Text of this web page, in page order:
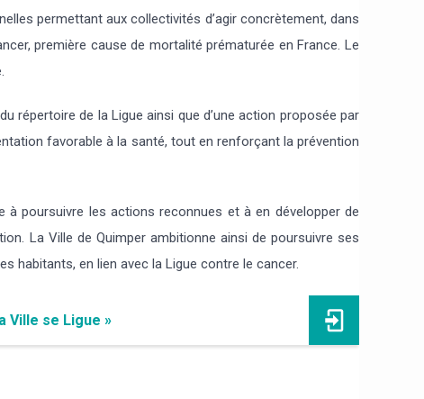
permettant aux collectivités d’agir concrètement, dans
première cause de mortalité prématurée en France. Le
répertoire de la Ligue ainsi que d’une action proposée par
favorable à la santé, tout en renforçant la prévention
poursuivre les actions reconnues et à en développer de
La Ville de Quimper ambitionne ainsi de poursuivre ses
habitants, en lien avec la Ligue contre le cancer.
Ville se Ligue »